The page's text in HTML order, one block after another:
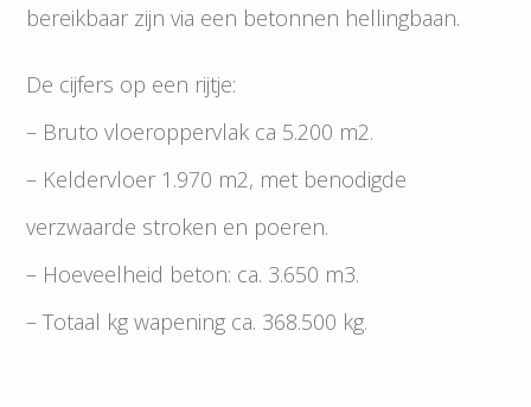
bereikbaar zijn via een betonnen hellingbaan.
De cijfers op een rijtje:
– Bruto vloeroppervlak ca 5.200 m2.
– Keldervloer 1.970 m2, met benodigde
verzwaarde stroken en poeren.
– Hoeveelheid beton: ca. 3.650 m3.
– Totaal kg wapening ca. 368.500 kg.